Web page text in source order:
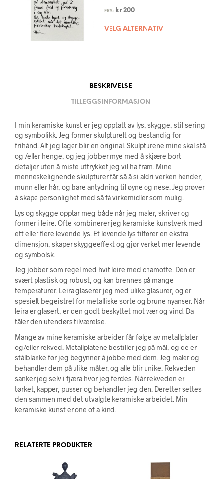
FRA: kr 200
VELG ALTERNATIV
BESKRIVELSE
TILLEGGSINFORMASJON
I min keramiske kunst er jeg opptatt av lys, skygge, stilisering
og symbolikk. Jeg former skulpturelt og bestandig for
frihånd. Alt jeg lager blir en original. Skulpturene mine skal stå
og /eller henge, og jeg jobber mye med å skjære bort
detaljer uten å miste uttrykket jeg vil ha fram. Mine
menneskelignende skulpturer får så å si aldri verken hender,
munn eller hår, og bare antydning til øyne og nese. Jeg prøver
å skape personlighet med så få virkemidler som mulig.
Lys og skygge opptar meg både når jeg maler, skriver og
former i leire. Ofte kombinerer jeg keramiske kunstverk med
ett eller flere levende lys. Et levende lys tilfører en ekstra
dimensjon, skaper skyggeeffekt og gjør verket mer levende
og symbolsk.
Jeg jobber som regel med hvit leire med chamotte. Den er
svært plastisk og robust, og kan brennes på mange
temperaturer. Leira glaserer jeg med ulike glasurer, og er
spesielt begeistret for metalliske sorte og brune nyanser. Når
leira er glasert, er den godt beskyttet mot vær og vind. Da
tåler den utendørs tilværelse.
Mange av mine keramiske arbeider får følge av metallplater
og/eller rekved. Metallplatene bestiller jeg på mål, og de er
stålblanke før jeg begynner å jobbe med dem. Jeg maler og
behandler dem på ulike måter, og alle blir unike. Rekveden
sanker jeg selv i fjæra hvor jeg ferdes. Når rekveden er
tørket, kapper, pusser og behandler jeg den. Deretter settes
den sammen med det utvalgte keramiske arbeidet. Min
keramiske kunst er one of a kind.
RELATERTE PRODUKTER